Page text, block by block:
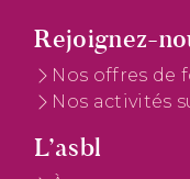
Rejoignez-
Nos offres de
Nos activités
L’asbl